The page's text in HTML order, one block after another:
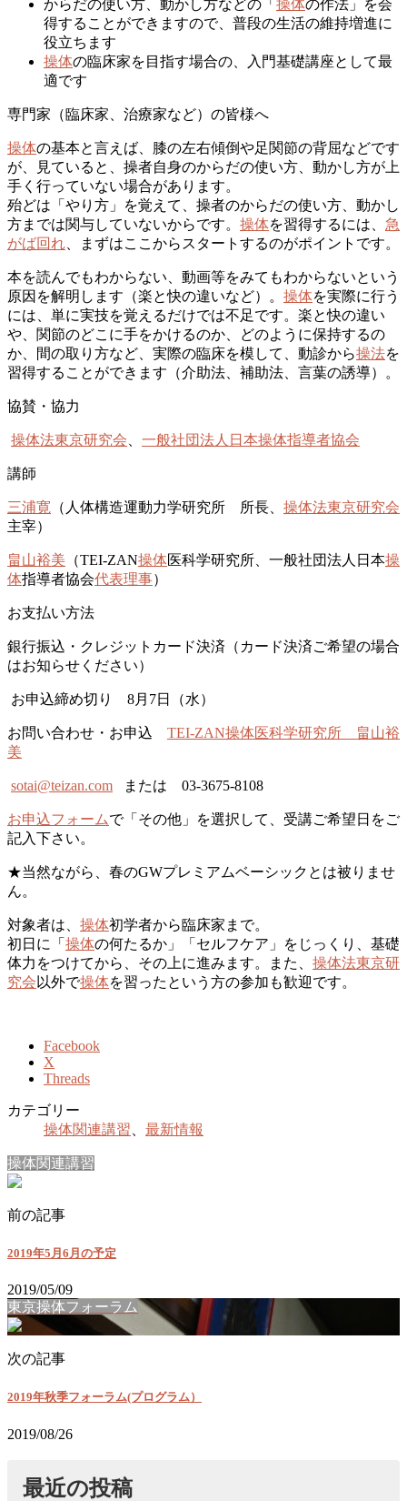
からだの使い方、動かし方などの「 操体の作法」を会
得することができますので、普段の生活の維持増進に
役立ちます
操体の臨床家を目指す場合の、入門基礎講座として最
適です
専門家（臨床家、治療家など）の皆様へ
操体の基本と言えば、膝の左右傾倒や足関節の背屈などです
が、見ていると、操者自身のからだの使い方、動かし方が上
手く行っていない場合があります。
殆どは「やり方」を覚えて、操者のからだの使い方、動かし
方までは関与していないからです。 操体を習得するには、 急
がば回れ 、まずはここからスタートするのがポイントです。
本を読んでもわからない、動画等をみてもわからないという
原因を解明します（楽と快の違いなど）。 操体を実際に行う
には、単に実技を覚えるだけでは不足です。楽と快の違い
や、関節のどこに手をかけるのか、どのように保持するの
か、間の取り方など、実際の臨床を模して、動診から操法を
習得することができます（介助法、補助法、言葉の誘導）。
協賛・協力
操体法東京研究会 一般社団法人日本操体指導者協会
講師
三浦寛 （人体構造運動力学研究所 所長、 操体法東京研究会
主宰）
畠山裕美 （TEI-ZAN操体医科学研究所、一般社団法人日本操
体指導者協会代表理事）
お支払い方法
銀行振込・クレジットカード決済（カード決済ご希望の場合
はお知らせください）
お申込締め切り 8月7日（水）
お問い合わせ・お申込 TEI-ZAN操体医科学研究所 畠山裕
美
sotai@teizan.com または 03-3675-8108
お申込フォームで「その他」を選択して、受講ご希望日をご
記入下さい。
★当然ながら、春のGWプレミアムベーシックとは被りませ
ん。
対象者は、 操体初学者から臨床家まで。
初日に「 操体の何たるか」「セルフケア」をじっくり、基礎
体力をつけてから、その上に進みます。また、 操体法東京研
究会 以外で操体を習ったという方の参加も歓迎です。
Facebook
X
Threads
カテゴリー
操体関連講習
最新情報
操体関連講習
前の記事
2019年5月6月の予定
2019/05/09
東京操体フォーラム
次の記事
2019年秋季フォーラム(プログラム）
2019/08/26
最近の投稿